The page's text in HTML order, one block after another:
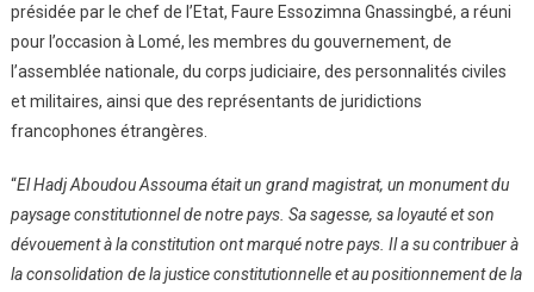
présidée par le chef de l’Etat, Faure Essozimna Gnassingbé, a réuni
pour l’occasion à Lomé, les membres du gouvernement, de
l’assemblée nationale, du corps judiciaire, des personnalités civiles
et militaires, ainsi que des représentants de juridictions
francophones étrangères.
“El Hadj Aboudou Assouma était un grand magistrat, un monument du
paysage constitutionnel de notre pays. Sa sagesse, sa loyauté et son
dévouement à la constitution ont marqué notre pays. Il a su contribuer à
la consolidation de la justice constitutionnelle et au positionnement de la